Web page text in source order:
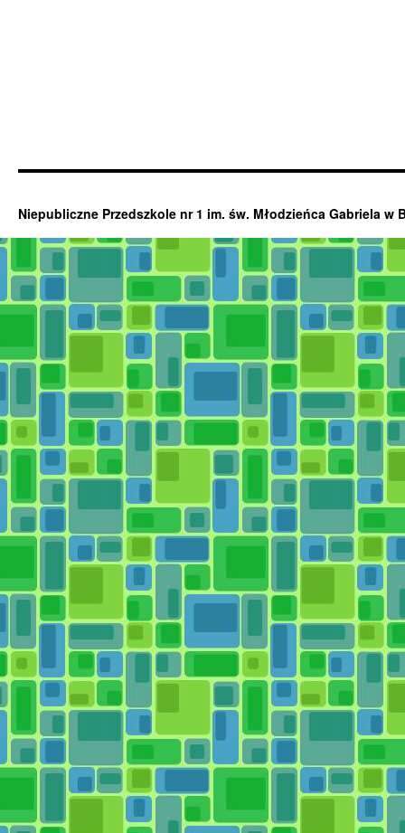
Niepubliczne Przedszkole nr 1 im. św. Młodzieńca Gabriela w